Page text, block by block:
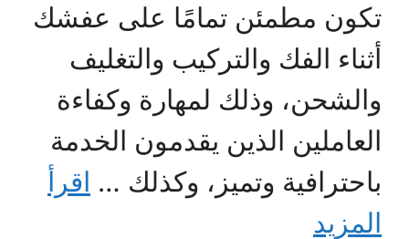
تكون مطمئن تمامًا على عفشك
أثناء الفك والتركيب والتغليف
والشحن، وذلك لمهارة وكفاءة
العاملين الذين يقدمون الخدمة
باحترافية وتميز، وكذلك … اقرأ
المزيد